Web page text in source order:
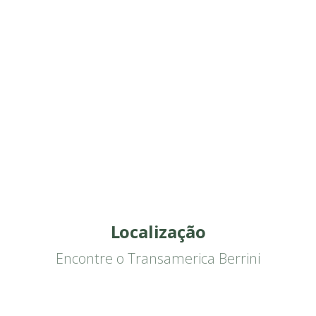
Localização
Encontre o Transamerica Berrini